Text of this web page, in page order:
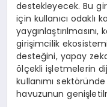
destekleyecek. Bu
için kullanıcı odaklı
girişimcilik
desteğini, yapay
ölçekli işletmelerin
kullanımı
havuzunun